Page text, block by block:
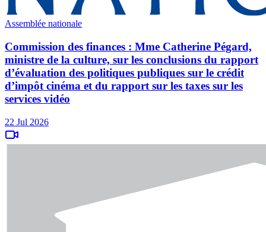
Assemblée nationale
Commission des finances : Mme Catherine Pégard,
ministre de la culture, sur les conclusions du rapport
d’évaluation des politiques publiques sur le crédit
d’impôt cinéma et du rapport sur les taxes sur les
services vidéo
22 Jul 2026